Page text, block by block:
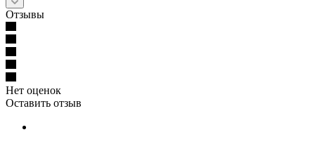
Отзывы
Нет оценок
Оставить отзыв